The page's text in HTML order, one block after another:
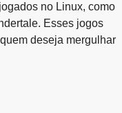
no Linux, como
Esses jogos
deseja mergulhar